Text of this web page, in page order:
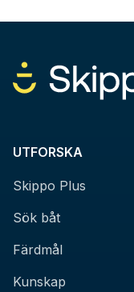
UTFORSKA
Skippo Plus
Sök båt
Färdmål
Kunskap